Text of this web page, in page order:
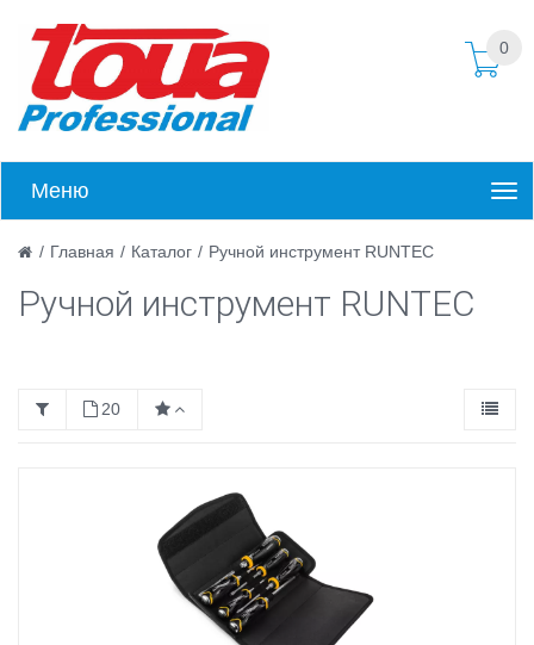
0
Меню
/ Главная / Каталог / Ручной инструмент RUNTEC
Ручной инструмент RUNTEC
20